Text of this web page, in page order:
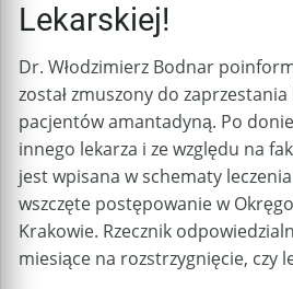
Lekarskiej!
Dr. Włodzimierz Bodnar
został zmuszony do
pacjentów amantadyną. Po
innego lekarza i ze względu na
jest wpisana w schematy leczenia
wszczęte postępowanie w
Krakowie. Rzecznik
miesiące na rozstrzygnięcie, czy